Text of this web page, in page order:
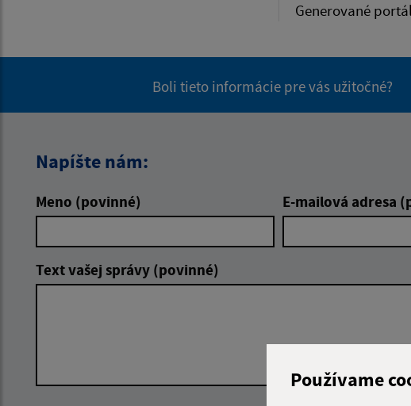
Používame
Generované
Boli tieto informácie pre vás užitočné?
Napíšte nám:
Meno (povinné) E-mailová adresa
Text vašej správy (povinné)